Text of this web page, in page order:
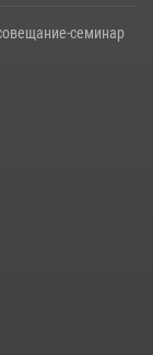
семинар